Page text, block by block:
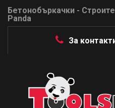
Бетонобъркачки -
Panda
За